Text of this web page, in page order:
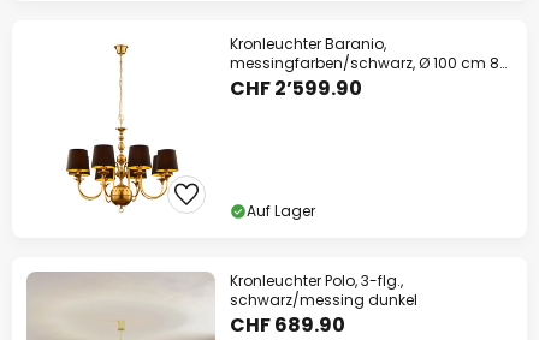
Kronleuchter Baranio,
messingfarben/schwarz, Ø 100 cm 8-
flg.
CHF 2’599.90
Auf Lager
Kronleuchter Polo, 3-flg.,
schwarz/messing dunkel
CHF 689.90